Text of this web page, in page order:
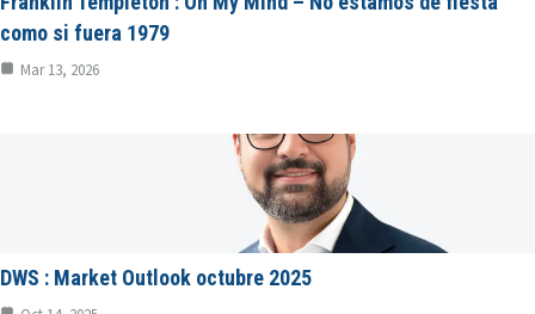
como si fuera 1979
Mar 13, 2026
DWS : Market Outlook octubre 2025